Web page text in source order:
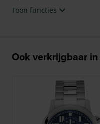
Toon functies
Ook verkrijgbaar